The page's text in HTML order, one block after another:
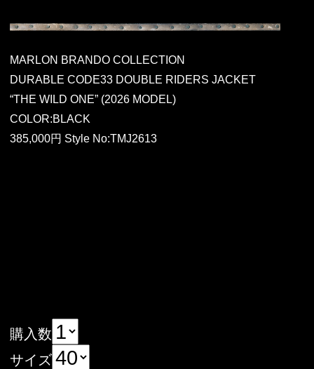
MARLON BRANDO COLLECTION
DURABLE CODE33 DOUBLE RIDERS JACKET
“THE WILD ONE” (2026 MODEL)
COLOR:BLACK
385,000円 Style No:TMJ2613
購入数
サイズ